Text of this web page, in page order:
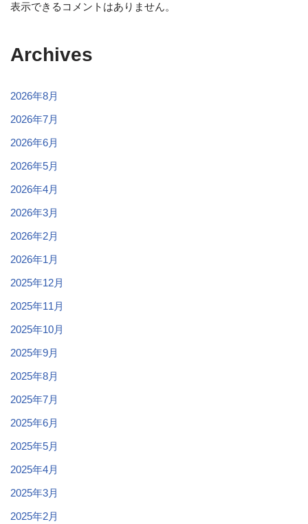
表示できるコメントはありません。
Archives
2026年8月
2026年7月
2026年6月
2026年5月
2026年4月
2026年3月
2026年2月
2026年1月
2025年12月
2025年11月
2025年10月
2025年9月
2025年8月
2025年7月
2025年6月
2025年5月
2025年4月
2025年3月
2025年2月